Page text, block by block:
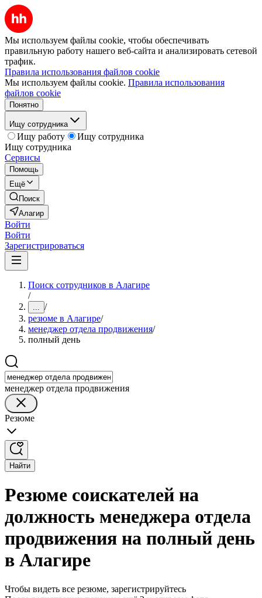
Мы используем файлы cookie, чтобы обеспечивать
правильную работу нашего веб-сайта и анализировать сетевой
трафик.
Правила использования файлов cookie
Мы используем файлы cookie. Правила использования
файлов cookie
Понятно
Ищу сотрудника
Ищу работу
Ищу сотрудника
Ищу сотрудника
Сервисы
Помощь
Ещё
Поиск
Алагир
Войти
Войти
Зарегистрироваться
Поиск сотрудников в Алагире
/
... /
резюме в Алагире/
менеджер отдела продвижения/
полный день
менеджер отдела продвижения
Резюме
Найти
Резюме соискателей на
должность менеджера отдела
продвижения на полный день
в Алагире
Чтобы видеть все резюме, зарегистрируйтесь